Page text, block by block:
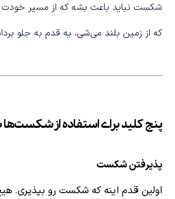
شکست نباید باعث بشه که از مسیر خودت
که از زمین بلند می‌شی، یه قدم به جلو
پنج کلید برای استفاده از
پذیرفتن شکست
اولین قدم اینه که شکست رو بپذیری.